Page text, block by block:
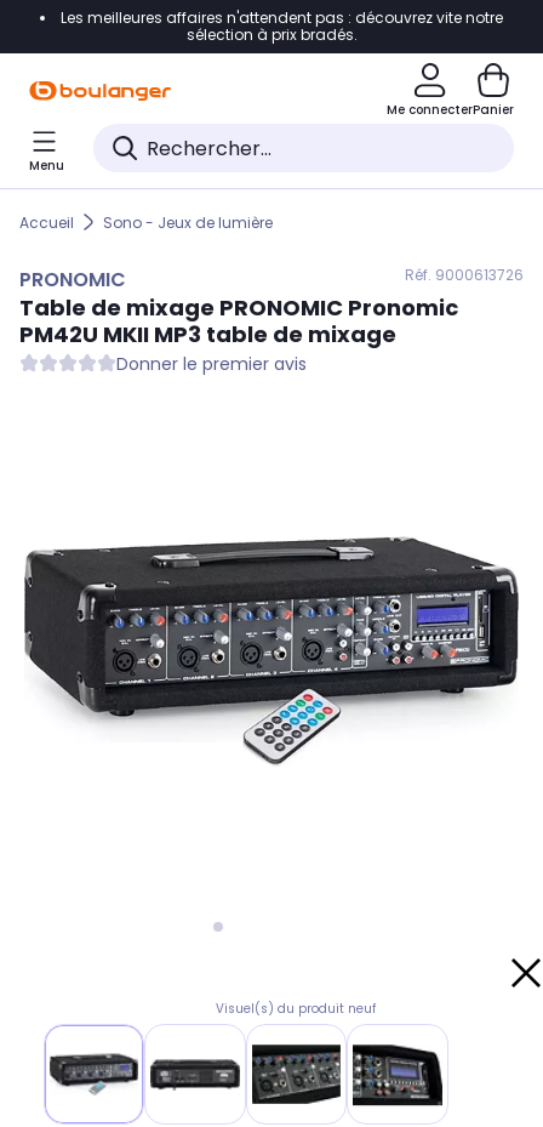
Accéder directement à la navigation
Accéder directement au pied de page
Accéder directement au chatbot
Les meilleures affaires n'attendent pas : découvrez vite notre
sélection à prix bradés.
Me connecterPanier
Menu
Accueil Sono - Jeux de lumière
PRONOMIC Réf. 9000613726
Table de mixage PRONOMIC Pronomic
PM42U MKII MP3 table de mixage
Donner le premier avis
Visuel(s) du produit neuf